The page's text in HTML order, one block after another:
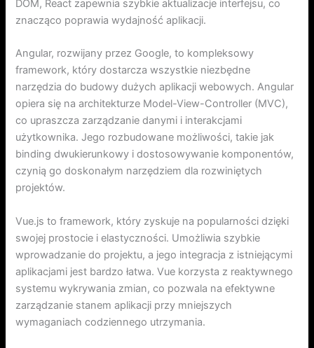
DOM, React zapewnia szybkie aktualizacje interfejsu, co
znacząco poprawia wydajność aplikacji.
Angular, rozwijany przez Google, to kompleksowy
framework, który dostarcza wszystkie niezbędne
narzędzia do budowy dużych aplikacji webowych. Angular
opiera się na architekturze Model-View-Controller (MVC),
co upraszcza zarządzanie danymi i interakcjami
użytkownika. Jego rozbudowane możliwości, takie jak
binding dwukierunkowy i dostosowywanie komponentów,
czynią go doskonałym narzędziem dla rozwiniętych
projektów.
Vue.js to framework, który zyskuje na popularności dzięki
swojej prostocie i elastyczności. Umożliwia szybkie
wprowadzanie do projektu, a jego integracja z istniejącymi
aplikacjami jest bardzo łatwa. Vue korzysta z reaktywnego
systemu wykrywania zmian, co pozwala na efektywne
zarządzanie stanem aplikacji przy mniejszych
wymaganiach codziennego utrzymania.